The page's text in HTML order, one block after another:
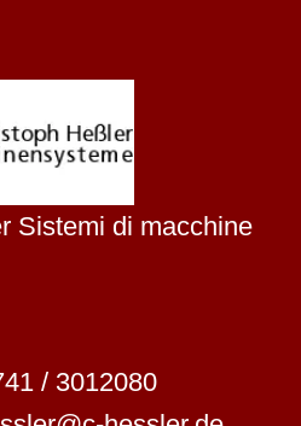
Sistemi di macchine
/ 3012080